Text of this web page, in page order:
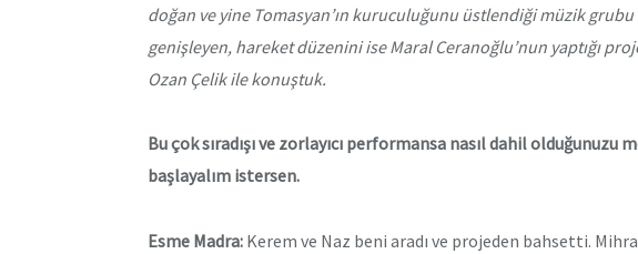
doğan ve yine Tomasyan’ın kuruculuğunu üstlendiği müzik grubu
genişleyen, hareket düzenini ise Maral Ceranoğlu’nun yaptığı
Ozan Çelik ile konuştuk.
Bu çok sıradışı ve zorlayıcı performansa nasıl dahil olduğunuzu
başlayalım istersen.
Esme Madra: Kerem ve Naz beni aradı ve projeden bahsetti.